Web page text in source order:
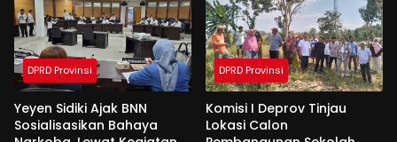
DPRD Provinsi
Yeyen Sidiki Ajak BNN
Sosialisasikan Bahaya
DPRD Provinsi
Komisi I Deprov Tinjau
Lokasi Calon